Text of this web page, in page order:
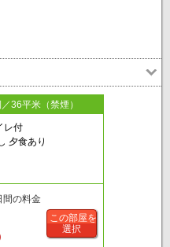
36平米（禁煙）
レ付
夕食あり
の料金
この部屋を
選択